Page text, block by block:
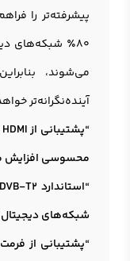
پیشرفته‌تر را
می‌شوند،
آینده‌نگرانه‌تر
محسوسی افزایش
شبکه‌های
“پشتیبانی از